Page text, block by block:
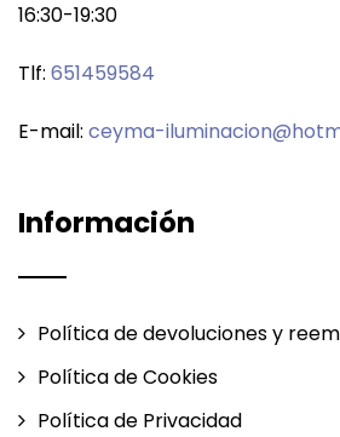
16:30-19:30
Tlf: 651459584
E-mail: ceyma-
Información
Política de devoluciones y
Política de Cookies
Política de Privacidad